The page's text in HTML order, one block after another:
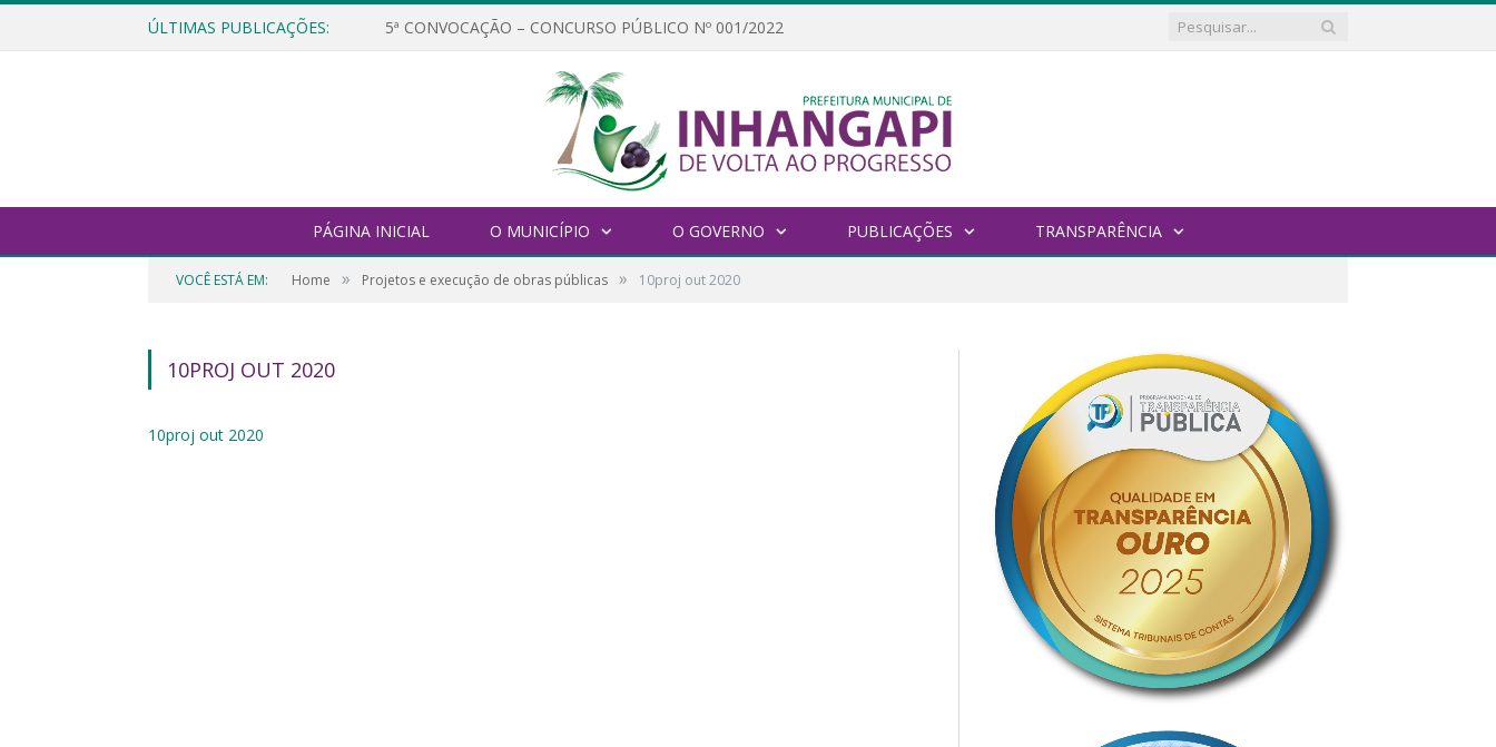
ÚLTIMAS PUBLICAÇÕES: 5ª CONVOCAÇÃO – CONCURSO PÚBLICO Nº 001/2022
PÁGINA INICIAL O MUNICÍPIO O GOVERNO PUBLICAÇÕES TRANSPARÊNCIA
VOCÊ ESTÁ EM: Home » Projetos e execução de obras públicas » 10proj out 2020
10PROJ OUT 2020
10proj out 2020